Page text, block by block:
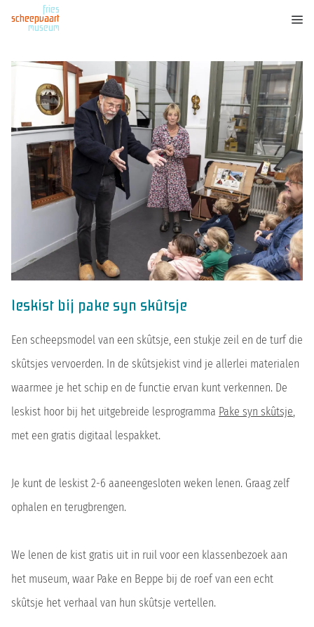
fries
scheepvaart
museum
leskist bij pake syn skûtsje
Een scheepsmodel van een skûtsje, een stukje zeil en de turf die
skûtsjes vervoerden. In de skûtsjekist vind je allerlei materialen
waarmee je het schip en de functie ervan kunt verkennen. De
leskist hoor bij het uitgebreide lesprogramma Pake syn skûtsje,
met een gratis digitaal lespakket.
Je kunt de leskist 2-6 aaneengesloten weken lenen. Graag zelf
ophalen en terugbrengen.
We lenen de kist gratis uit in ruil voor een klassenbezoek aan
het museum, waar Pake en Beppe bij de roef van een echt
skûtsje het verhaal van hun skûtsje vertellen.